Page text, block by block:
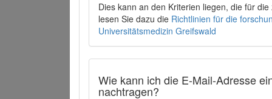
Dies kann an den Kriterien liegen, die für
lesen Sie dazu die Richtlinien für die
Universitätsmedizin Greifswald
Wie kann ich die E-Mail-Adresse
nachtragen?